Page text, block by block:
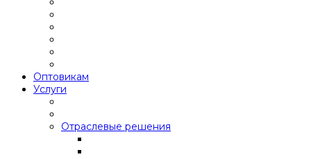
Оптовикам
Услуги
Отраслевые решения